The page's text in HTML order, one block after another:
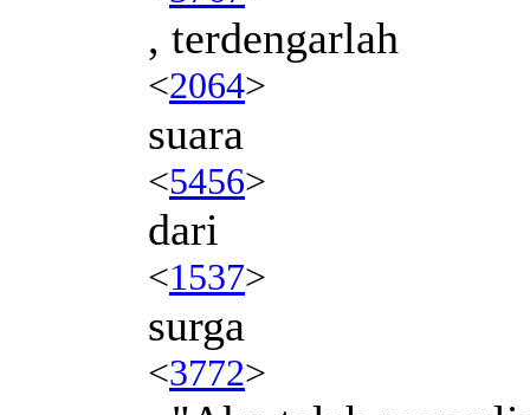
, terdengarlah
<2064>
suara
<5456>
dari
<1537>
surga
<3772>